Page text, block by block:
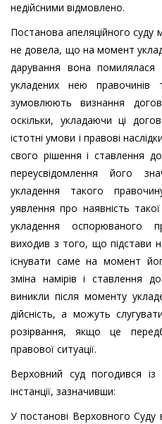
недійсними відмовлено.
Постанова апеляційного
не довела, що на момент
дарування вона помилялася
укладених нею правочинів
зумовлюють визнання
оскільки, укладаючи ці
істотні умови і правові
свого рішення і ставлення
переусвідомлення його
укладення такого
уявлення про наявність
укладення оспорюваного
виходив з того, що підстави
існувати саме на момент
зміна намірів і ставлення
виникли після моменту
дійсність, а можуть
розірвання, якщо це
правової ситуації.
Верховний суд погодився із
інстанції, зазначивши:
У постанові Верховного Суду